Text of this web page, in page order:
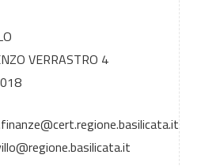
VERRASTRO 4